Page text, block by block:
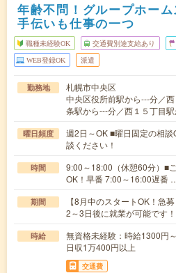
年齢不問！グループホー
手伝いも仕事の一つ
職種未経験OK 交通費別途支給あり
WEB登録OK 派遣
勤務地
札幌市中央区
中央区役所前駅から---分／
条駅から---分／西１５丁目
曜日頻度
週2日～OK ■曜日固定の相
談ください！
時間
9:00～18:00（休憩60分）■
OK！早番 7:00～16:00遅番
期間
【8月中のスタートOK！急
2～3日後に就業が可能です！
時給
無資格未経験：時給1300
日収1万400円以上
交通費